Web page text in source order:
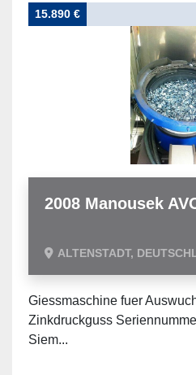
Sortieren
15.890 €
2008 Manousek
ALTENSTADT,
Giessmaschine fuer
Zinkdruckguss
Siem...